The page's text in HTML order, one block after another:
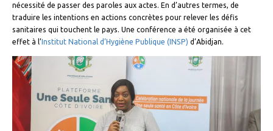
nécessité de passer des paroles aux actes. En d’autres termes, de
traduire les intentions en actions concrètes pour relever les défis
sanitaires qui touchent le pays. Une conférence a été organisée à cet
effet à l’Institut National d’Hygiène Publique (INSP) d’Abidjan.